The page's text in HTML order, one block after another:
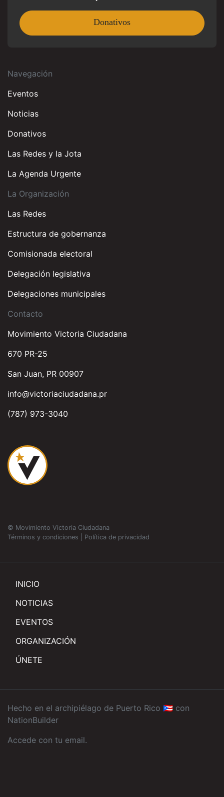
Donativos
Navegación
Eventos
Noticias
Donativos
Las Redes y la Jota
La Agenda Urgente
La Organización
Las Redes
Estructura de gobernanza
Comisionada electoral
Delegación legislativa
Delegaciones municipales
Contacto
Movimiento Victoria Ciudadana
670 PR-25
San Juan, PR 00907
info@victoriaciudadana.pr
(787) 973-3040
© Movimiento Victoria Ciudadana
Términos y condiciones
Política de privacidad
INICIO
NOTICIAS
EVENTOS
ORGANIZACIÓN
ÚNETE
Hecho en el archipiélago de Puerto Rico 🇵🇷 con
NationBuilder
Accede con tu email.